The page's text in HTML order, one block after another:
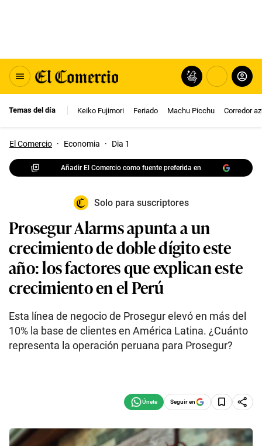
Temas del día Keiko Fujimori Feriado Machu Picchu Corredor
El Comercio · Economia · Dia 1
Añadir El Comercio como fuente preferida en
Solo para suscriptores
Prosegur Alarms apunta a un
crecimiento de doble dígito este
año: los factores que explican este
crecimiento en el Perú
Esta línea de negocio de Prosegur elevó en más del
10% la base de clientes en América Latina. ¿Cuánto
representa la operación peruana para Prosegur?
Seguir en